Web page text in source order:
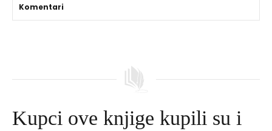
Komentari
Kupci ove knjige kupili su i